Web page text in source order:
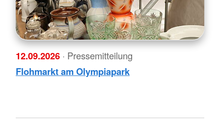
12.09.2026 · Pressemitteilung
Flohmarkt am Olympiapark